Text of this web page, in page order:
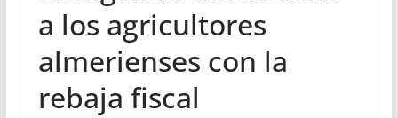
a los agricultores
almerienses con la
rebaja fiscal